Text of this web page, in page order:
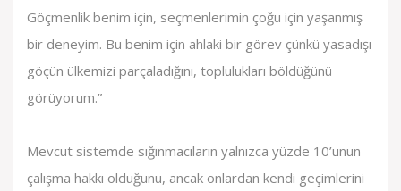
Göçmenlik benim için, seçmenlerimin çoğu için yaşanmış
bir deneyim. Bu benim için ahlaki bir görev çünkü yasadışı
göçün ülkemizi parçaladığını, toplulukları böldüğünü
görüyorum.”
Mevcut sistemde sığınmacıların yalnızca yüzde 10’unun
çalışma hakkı olduğunu, ancak onlardan kendi geçimlerini